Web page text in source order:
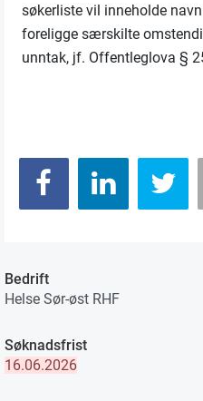
søkerliste vil inneholde
foreligge særskilte
unntak, jf. Offentleglova §
Bedrift
Helse Sør-øst RHF
Søknadsfrist
16.06.2026